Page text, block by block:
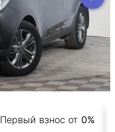
Первый взнос от 0%